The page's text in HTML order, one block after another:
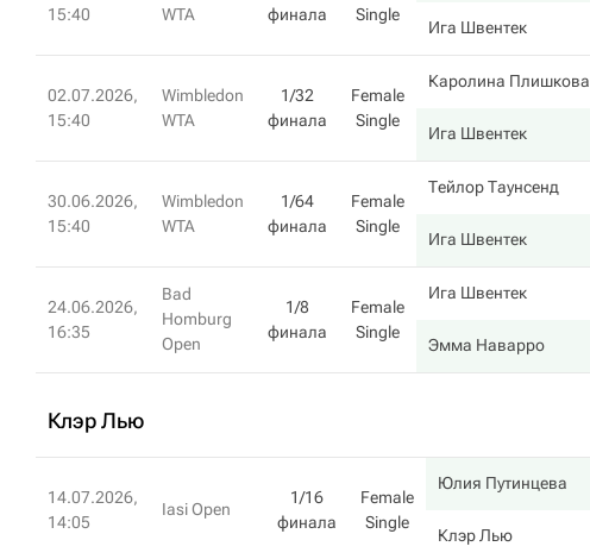
15:40
WTA
финала
Single
Ига Швентек
02.07.2026,
15:40
Wimbledon
WTA
1/32
финала
Female
Single
Каролина Плишкова
Ига Швентек
30.06.2026,
15:40
Wimbledon
WTA
1/64
финала
Female
Single
Тейлор Таунсенд
Ига Швентек
24.06.2026,
16:35
Bad
Homburg
Open
1/8
финала
Female
Single
Ига Швентек
Эмма Наварро
Клэр Лью
14.07.2026,
14:05
Iasi Open
1/16
финала
Female
Single
Юлия Путинцева
Клэр Лью